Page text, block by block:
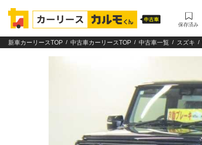
保存済み
新車カーリースTOP 中古車カーリースTOP 中古車一覧 スズキ